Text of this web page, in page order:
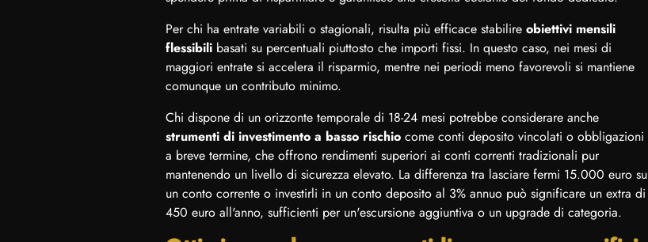
Per chi ha entrate variabili o stagionali, risulta più efficace stabilire obiettivi mensili
flessibili basati su percentuali piuttosto che importi fissi. In questo caso, nei mesi di
maggiori entrate si accelera il risparmio, mentre nei periodi meno favorevoli si mantiene
comunque un contributo minimo.
Chi dispone di un orizzonte temporale di 18-24 mesi potrebbe considerare anche
strumenti di investimento a basso rischio come conti deposito vincolati o obbligazioni
a breve termine, che offrono rendimenti superiori ai conti correnti tradizionali pur
mantenendo un livello di sicurezza elevato. La differenza tra lasciare fermi 15.000 euro su
un conto corrente o investirli in un conto deposito al 3% annuo può significare un extra di
450 euro all'anno, sufficienti per un'escursione aggiuntiva o un upgrade di categoria.